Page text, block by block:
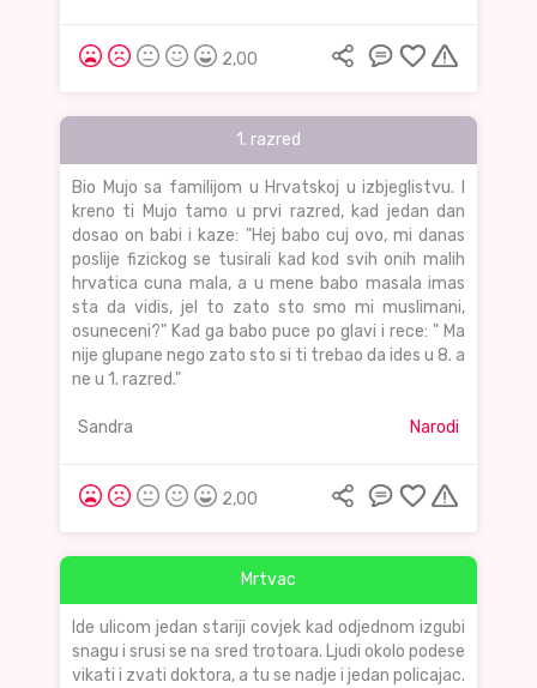
2,00
1. razred
Bio Mujo sa familijom u Hrvatskoj u izbjeglistvu. I
kreno ti Mujo tamo u prvi razred, kad jedan dan
dosao on babi i kaze: "Hej babo cuj ovo, mi danas
poslije fizickog se tusirali kad kod svih onih malih
hrvatica cuna mala, a u mene babo masala imas
sta da vidis, jel to zato sto smo mi muslimani,
osuneceni?" Kad ga babo puce po glavi i rece: " Ma
nije glupane nego zato sto si ti trebao da ides u 8. a
ne u 1. razred."
Sandra Narodi
2,00
Mrtvac
Ide ulicom jedan stariji covjek kad odjednom izgubi
snagu i srusi se na sred trotoara. Ljudi okolo podese
vikati i zvati doktora, a tu se nadje i jedan policajac.